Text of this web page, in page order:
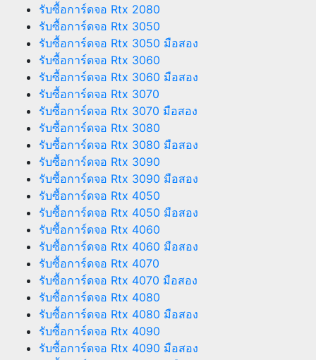
รับซื้อการ์ดจอ Rtx 2080
รับซื้อการ์ดจอ Rtx 3050
รับซื้อการ์ดจอ Rtx 3050 มือสอง
รับซื้อการ์ดจอ Rtx 3060
รับซื้อการ์ดจอ Rtx 3060 มือสอง
รับซื้อการ์ดจอ Rtx 3070
รับซื้อการ์ดจอ Rtx 3070 มือสอง
รับซื้อการ์ดจอ Rtx 3080
รับซื้อการ์ดจอ Rtx 3080 มือสอง
รับซื้อการ์ดจอ Rtx 3090
รับซื้อการ์ดจอ Rtx 3090 มือสอง
รับซื้อการ์ดจอ Rtx 4050
รับซื้อการ์ดจอ Rtx 4050 มือสอง
รับซื้อการ์ดจอ Rtx 4060
รับซื้อการ์ดจอ Rtx 4060 มือสอง
รับซื้อการ์ดจอ Rtx 4070
รับซื้อการ์ดจอ Rtx 4070 มือสอง
รับซื้อการ์ดจอ Rtx 4080
รับซื้อการ์ดจอ Rtx 4080 มือสอง
รับซื้อการ์ดจอ Rtx 4090
รับซื้อการ์ดจอ Rtx 4090 มือสอง